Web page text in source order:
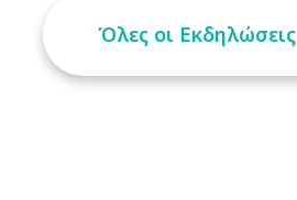
Όλες οι Εκδηλώσεις